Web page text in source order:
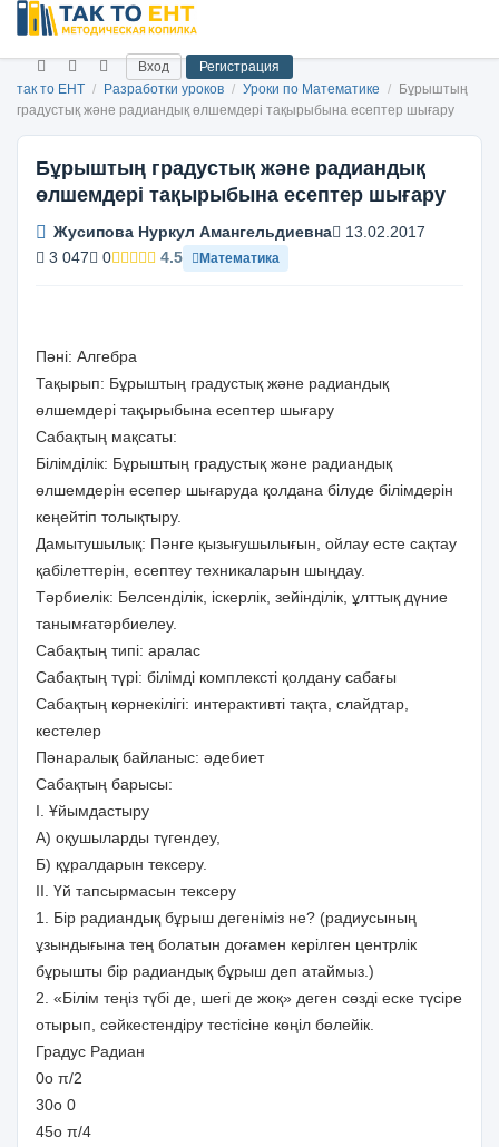
Вход
Регистрация
так то ЕНТ / Разработки уроков / Уроки по Математике /
Бұрыштың
градустық және радиандық өлшемдері тақырыбына есептер шығару
Бұрыштың градустық және радиандық
өлшемдері тақырыбына есептер шығару
Жусипова Нуркул Амангельдиевна
13.02.2017
3 047
0 4.5 Математика
Пәні: Алгебра
Тақырып: Бұрыштың градустық және радиандық
өлшемдері тақырыбына есептер шығару
Сабақтың мақсаты:
Білімділік: Бұрыштың градустық және радиандық
өлшемдерін есепер шығаруда қолдана білуде білімдерін
кеңейтіп толықтыру.
Дамытушылық: Пәнге қызығушылығын, ойлау есте сақтау
қабілеттерін, есептеу техникаларын шыңдау.
Тәрбиелік: Белсенділік, іскерлік, зейінділік, ұлттық дүние
танымғатәрбиелеу.
Сабақтың типі: аралас
Сабақтың түрі: білімді комплексті қолдану сабағы
Сабақтың көрнекілігі: интерактивті тақта, слайдтар,
кестелер
Пәнаралық байланыс: әдебиет
Сабақтың барысы:
І. Ұйымдастыру
А) оқушыларды түгендеу,
Б) құралдарын тексеру.
ІІ. Үй тапсырмасын тексеру
1. Бір радиандық бұрыш дегеніміз не? (радиусының
ұзындығына тең болатын доғамен керілген центрлік
бұрышты бір радиандық бұрыш деп атаймыз.)
2. «Білім теңіз түбі де, шегі де жоқ» деген сөзді еске түсіре
отырып, сәйкестендіру тестісіне көңіл бөлейік.
Градус Радиан
0о π/2
30о 0
45о π/4